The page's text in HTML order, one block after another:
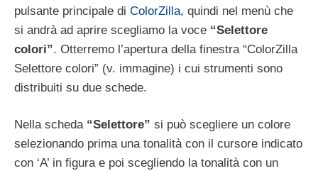
pulsante principale di ColorZilla, quindi nel menù che
si andrà ad aprire scegliamo la voce “Selettore
colori”. Otterremo l’apertura della finestra “ColorZilla
Selettore colori” (v. immagine) i cui strumenti sono
distribuiti su due schede.
Nella scheda “Selettore” si può scegliere un colore
selezionando prima una tonalità con il cursore indicato
con ‘A’ in figura e poi scegliendo la tonalità con un